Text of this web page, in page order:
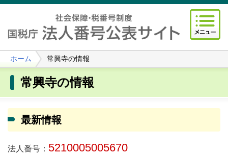
ホーム 常興寺の情報
常興寺の情報
最新情報
法人番号： 5210005005670